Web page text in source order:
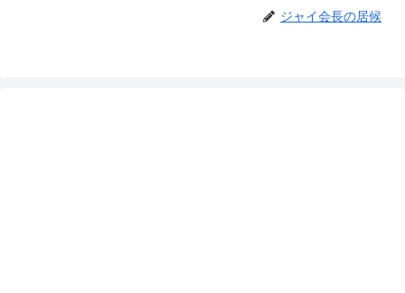
ジャイ会長の居候